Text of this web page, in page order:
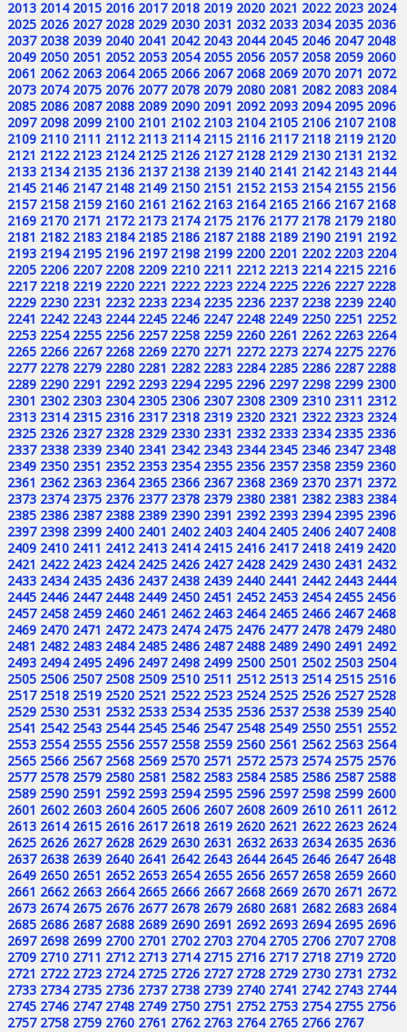
2013 2014 2015 2016 2017 2018 2019 2020 2021 2022 2023 2024
2025 2026 2027 2028 2029 2030 2031 2032 2033 2034 2035 2036
2037 2038 2039 2040 2041 2042 2043 2044 2045 2046 2047 2048
2049 2050 2051 2052 2053 2054 2055 2056 2057 2058 2059 2060
2061 2062 2063 2064 2065 2066 2067 2068 2069 2070 2071 2072
2073 2074 2075 2076 2077 2078 2079 2080 2081 2082 2083 2084
2085 2086 2087 2088 2089 2090 2091 2092 2093 2094 2095 2096
2097 2098 2099 2100 2101 2102 2103 2104 2105 2106 2107 2108
2109 2110 2111 2112 2113 2114 2115 2116 2117 2118 2119 2120
2121 2122 2123 2124 2125 2126 2127 2128 2129 2130 2131 2132
2133 2134 2135 2136 2137 2138 2139 2140 2141 2142 2143 2144
2145 2146 2147 2148 2149 2150 2151 2152 2153 2154 2155 2156
2157 2158 2159 2160 2161 2162 2163 2164 2165 2166 2167 2168
2169 2170 2171 2172 2173 2174 2175 2176 2177 2178 2179 2180
2181 2182 2183 2184 2185 2186 2187 2188 2189 2190 2191 2192
2193 2194 2195 2196 2197 2198 2199 2200 2201 2202 2203 2204
2205 2206 2207 2208 2209 2210 2211 2212 2213 2214 2215 2216
2217 2218 2219 2220 2221 2222 2223 2224 2225 2226 2227 2228
2229 2230 2231 2232 2233 2234 2235 2236 2237 2238 2239 2240
2241 2242 2243 2244 2245 2246 2247 2248 2249 2250 2251 2252
2253 2254 2255 2256 2257 2258 2259 2260 2261 2262 2263 2264
2265 2266 2267 2268 2269 2270 2271 2272 2273 2274 2275 2276
2277 2278 2279 2280 2281 2282 2283 2284 2285 2286 2287 2288
2289 2290 2291 2292 2293 2294 2295 2296 2297 2298 2299 2300
2301 2302 2303 2304 2305 2306 2307 2308 2309 2310 2311 2312
2313 2314 2315 2316 2317 2318 2319 2320 2321 2322 2323 2324
2325 2326 2327 2328 2329 2330 2331 2332 2333 2334 2335 2336
2337 2338 2339 2340 2341 2342 2343 2344 2345 2346 2347 2348
2349 2350 2351 2352 2353 2354 2355 2356 2357 2358 2359 2360
2361 2362 2363 2364 2365 2366 2367 2368 2369 2370 2371 2372
2373 2374 2375 2376 2377 2378 2379 2380 2381 2382 2383 2384
2385 2386 2387 2388 2389 2390 2391 2392 2393 2394 2395 2396
2397 2398 2399 2400 2401 2402 2403 2404 2405 2406 2407 2408
2409 2410 2411 2412 2413 2414 2415 2416 2417 2418 2419 2420
2421 2422 2423 2424 2425 2426 2427 2428 2429 2430 2431 2432
2433 2434 2435 2436 2437 2438 2439 2440 2441 2442 2443 2444
2445 2446 2447 2448 2449 2450 2451 2452 2453 2454 2455 2456
2457 2458 2459 2460 2461 2462 2463 2464 2465 2466 2467 2468
2469 2470 2471 2472 2473 2474 2475 2476 2477 2478 2479 2480
2481 2482 2483 2484 2485 2486 2487 2488 2489 2490 2491 2492
2493 2494 2495 2496 2497 2498 2499 2500 2501 2502 2503 2504
2505 2506 2507 2508 2509 2510 2511 2512 2513 2514 2515 2516
2517 2518 2519 2520 2521 2522 2523 2524 2525 2526 2527 2528
2529 2530 2531 2532 2533 2534 2535 2536 2537 2538 2539 2540
2541 2542 2543 2544 2545 2546 2547 2548 2549 2550 2551 2552
2553 2554 2555 2556 2557 2558 2559 2560 2561 2562 2563 2564
2565 2566 2567 2568 2569 2570 2571 2572 2573 2574 2575 2576
2577 2578 2579 2580 2581 2582 2583 2584 2585 2586 2587 2588
2589 2590 2591 2592 2593 2594 2595 2596 2597 2598 2599 2600
2601 2602 2603 2604 2605 2606 2607 2608 2609 2610 2611 2612
2613 2614 2615 2616 2617 2618 2619 2620 2621 2622 2623 2624
2625 2626 2627 2628 2629 2630 2631 2632 2633 2634 2635 2636
2637 2638 2639 2640 2641 2642 2643 2644 2645 2646 2647 2648
2649 2650 2651 2652 2653 2654 2655 2656 2657 2658 2659 2660
2661 2662 2663 2664 2665 2666 2667 2668 2669 2670 2671 2672
2673 2674 2675 2676 2677 2678 2679 2680 2681 2682 2683 2684
2685 2686 2687 2688 2689 2690 2691 2692 2693 2694 2695 2696
2697 2698 2699 2700 2701 2702 2703 2704 2705 2706 2707 2708
2709 2710 2711 2712 2713 2714 2715 2716 2717 2718 2719 2720
2721 2722 2723 2724 2725 2726 2727 2728 2729 2730 2731 2732
2733 2734 2735 2736 2737 2738 2739 2740 2741 2742 2743 2744
2745 2746 2747 2748 2749 2750 2751 2752 2753 2754 2755 2756
2757 2758 2759 2760 2761 2762 2763 2764 2765 2766 2767